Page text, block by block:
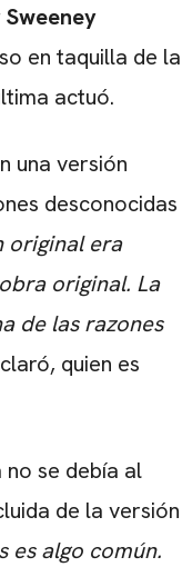
Sweeney
en taquilla de la
actuó.
una versión
desconocidas
original era
original. La
de las razones
quien es
se debía al
de la versión
es algo común.